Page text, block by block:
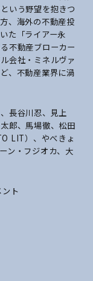
いう野望を抱きつ
、海外の不動産投
た「ライアー永
不動産ブローカー
会社・ミネルヴァ
、不動産業界に渦
長谷川忍、見上
郎、馬場徹、松田
LIT）、やべきょ
ン・フジオカ、大
ト